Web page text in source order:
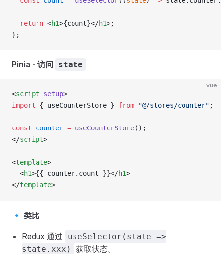
  return
<h1>{count}</h1>;
};
Pinia - 访问 state
vue
<script setup>
import { useCounterStore } from "@/stores/counter" ;
const counter = useCounterStore();
</script>
<template>
  <
h1>{{ counter.count }}</h1>
</template>
🔹 类比
Redux 通过
useSelector(state =>
state.xxx)
获取状态。